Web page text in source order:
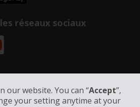
our website. You can “Accept”,
your setting anytime at your
réseaux sociaux